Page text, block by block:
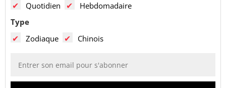
Quotidien
Hebdomadaire
Type
Zodiaque
Chinois